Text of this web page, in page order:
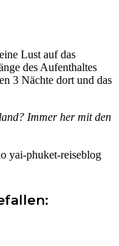
Lust auf das
des Aufenthaltes
3 Nächte dort und das
Immer her mit den